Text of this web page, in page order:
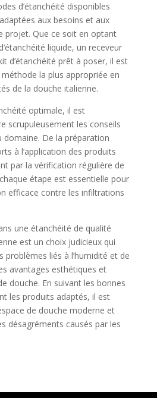
d’étanchéité disponibles
aux besoins et aux
projet. Que ce soit en optant
liquide, un receveur
d’étanchéité prêt à poser, il est
la plus appropriée en
de la douche italienne.
optimale, il est
scrupuleusement les conseils
domaine. De la préparation
à l’application des produits
par la vérification régulière de
étape est essentielle pour
efficace contre les infiltrations
une étanchéité de qualité
est un choix judicieux qui
problèmes liés à l’humidité et de
avantages esthétiques et
douche. En suivant les bonnes
les produits adaptés, il est
de douche moderne et
désagréments causés par les